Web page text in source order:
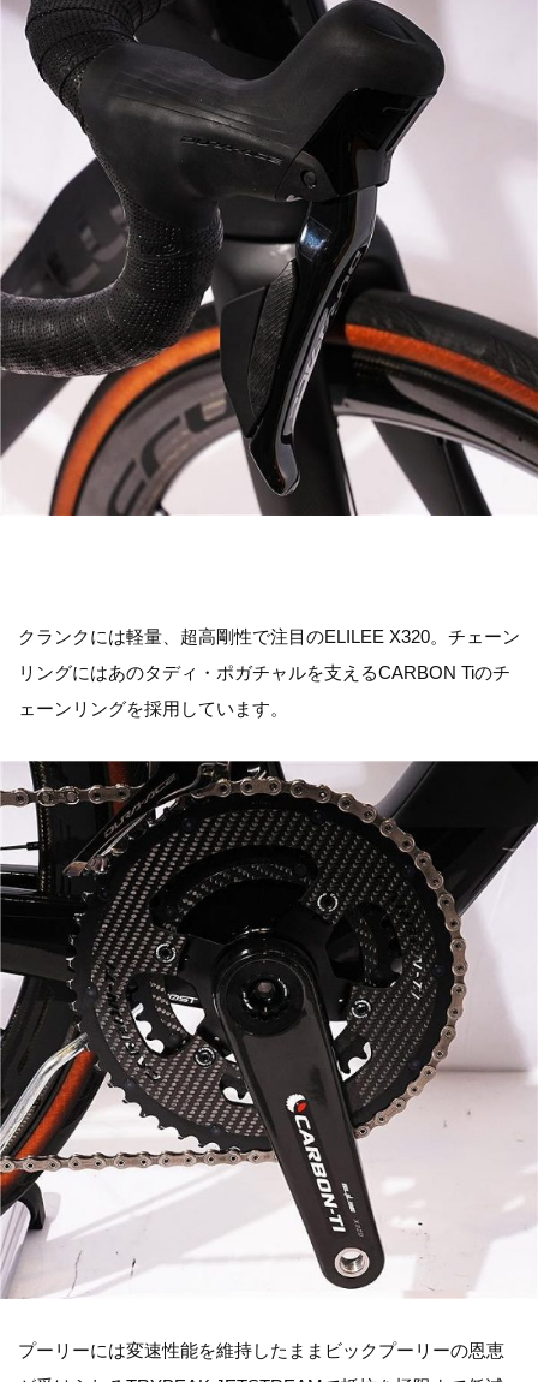
クランクには軽量、超高剛性で注目のELILEE X320。チェーン
リングにはあのタディ・ポガチャルを支えるCARBON Tiのチ
ェーンリングを採用しています。
プーリーには変速性能を維持したままビックプーリーの恩恵